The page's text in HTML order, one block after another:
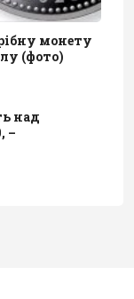
монету
(фото)
над
–